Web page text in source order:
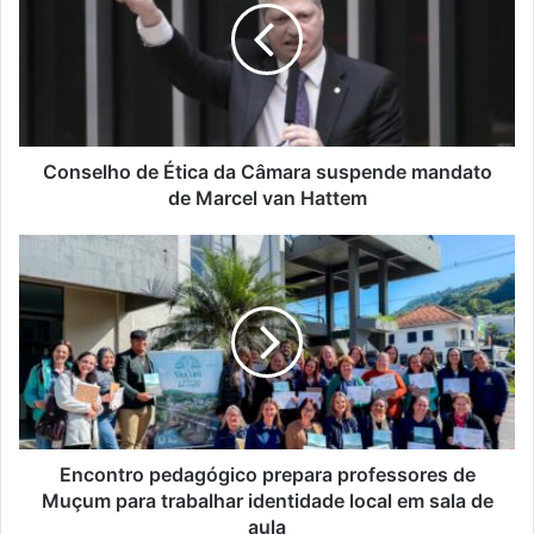
Marcel
Conselho de Ética da Câmara suspende mandato
de Marcel van Hattem
pedagógico
prepara
professores
Muçum
para
trabalhar
identidade
Encontro pedagógico prepara professores de
Muçum para trabalhar identidade local em sala de
aula